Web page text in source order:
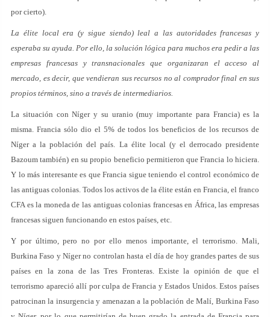
por cierto).
La élite local era (y sigue siendo) leal a las autoridades francesas y
esperaba su ayuda. Por ello, la solución lógica para muchos era pedir a las
empresas francesas y transnacionales que organizaran el acceso al
mercado, es decir, que vendieran sus recursos no al comprador final en sus
propios términos, sino a través de intermediarios.
La situación con Níger y su uranio (muy importante para Francia) es la
misma. Francia sólo dio el 5% de todos los beneficios de los recursos de
Níger a la población del país. La élite local (y el derrocado presidente
Bazoum también) en su propio beneficio permitieron que Francia lo hiciera.
Y lo más interesante es que Francia sigue teniendo el control económico de
las antiguas colonias. Todos los activos de la élite están en Francia, el franco
CFA es la moneda de las antiguas colonias francesas en África, las empresas
francesas siguen funcionando en estos países, etc.
Y por último, pero no por ello menos importante, el terrorismo. Mali,
Burkina Faso y Níger no controlan hasta el día de hoy grandes partes de sus
países en la zona de las Tres Fronteras. Existe la opinión de que el
terrorismo apareció allí por culpa de Francia y Estados Unidos. Estos países
patrocinan la insurgencia y amenazan a la población de Malí, Burkina Faso